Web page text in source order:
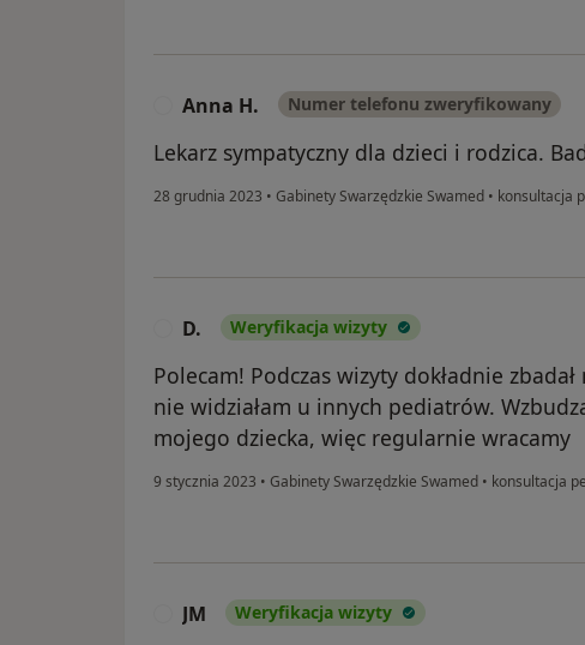
Anna H. Numer telefonu zweryfikowany
Lekarz sympatyczny dla dzieci i rodzica.
28 grudnia 2023 • Gabinety Swarzędzkie Swamed • konsultacja
D. Weryfikacja wizyty
Polecam! Podczas wizyty dokładnie
nie widziałam u innych pediatrów.
mojego dziecka, więc regularnie wracamy
9 stycznia 2023 • Gabinety Swarzędzkie Swamed • konsultacja
JM Weryfikacja wizyty